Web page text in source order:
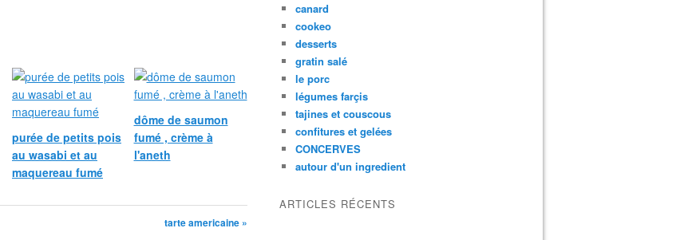
purée de petits pois
au wasabi et au
maquereau fumé
dôme de saumon
fumé , crème à
l'aneth
tarte americaine »
canard
cookeo
desserts
gratin salé
le porc
légumes farçis
tajines et couscous
confitures et gelées
CONCERVES
autour d'un ingredient
ARTICLES RÉCENTS